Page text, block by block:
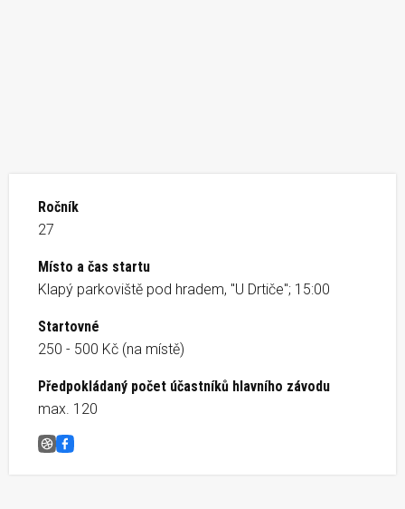
Ročník
27
Místo a čas startu
Klapý parkoviště pod hradem, "U Drtiče"; 15:00
Startovné
250 - 500 Kč (na místě)
Předpokládaný počet účastníků hlavního závodu
max. 120
Házmburk X offroad triathlon
Facebook